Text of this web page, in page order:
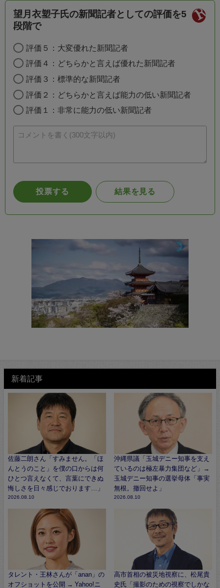
新着記事
佐藤二朗さん「すみません。「ほ
んとうのこと」を僕の口からは何
ひとつ言えなくて、言葉にできぬ
悔しさを日々感じでおります…」
2026.08.10
沖縄県議「玉城デニー知事を支え
ているのは極左暴力集団など」→
玉城デニー知事の選挙母体「事実
無根。撤回せよ」
2026.08.10
タレント・王林さんが「anan」の
オフショットを公開 → Yahoo!ニ
高市首相の被災地視察に、松尾貴
史氏「撮影のための視察でしかな